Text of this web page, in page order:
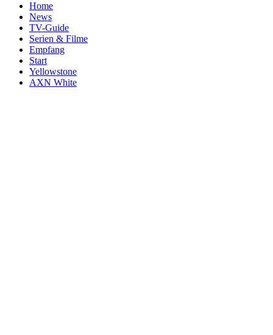
Home
News
TV-Guide
Serien & Filme
Empfang
Start
Yellowstone
AXN White